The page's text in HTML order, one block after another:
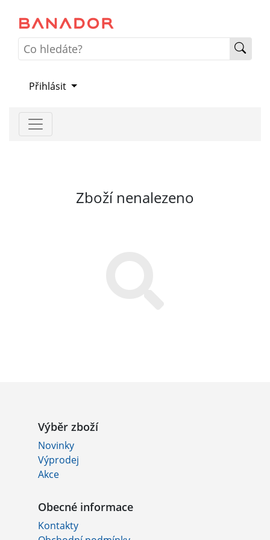
Přihlásit
Zboží nenalezeno
Výběr zboží
Novinky
Výprodej
Akce
Obecné informace
Kontakty